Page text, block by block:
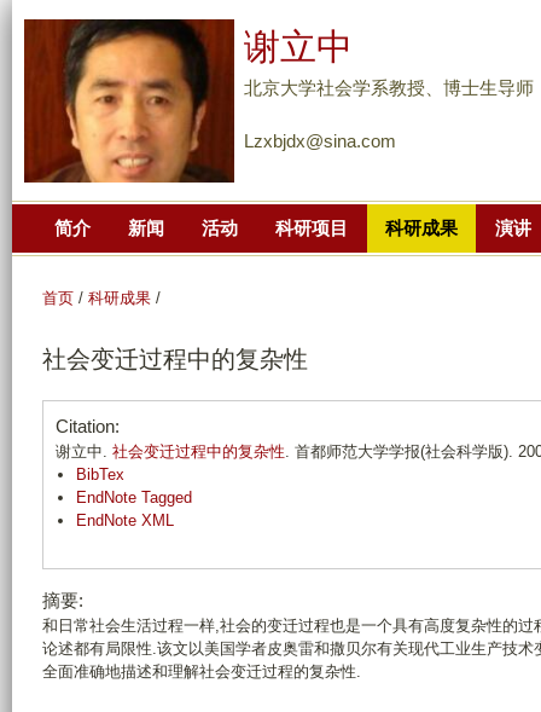
到
主
要
谢立中
北京大学社会学系教授、博士生导师
Lzxbjdx@sina.com
简介 新闻 活动 科研项目 科研成果 演讲
首页 / 科研成果 /
社会变迁过程中的复杂性
Citation:
谢立中. 社会变迁过程中的复杂性. 首都师范大学学报(社会科学版).
BibTex
EndNote Tagged
EndNote XML
摘要:
和日常社会生活过程一样,社会的变迁过程也是一个具有高度复杂性的
论述都有局限性.该文以美国学者皮奥雷和撒贝尔有关现代工业生产技
全面准确地描述和理解社会变迁过程的复杂性.